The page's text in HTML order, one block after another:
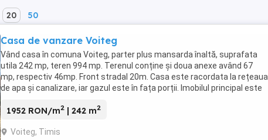
20 50
Casa de vanzare Voiteg
Vând casa în comuna Voiteg, parter plus mansarda înaltă, suprafata
utila 242 mp, teren 994 mp. Terenul conține și doua anexe având 67
mp, respectiv 46mp. Front stradal 20m. Casa este racordata la rețeaua
de apa și canalizare, iar gazul este în fața porții. Imobilul principal este
1952 RON/m2 | 242 m2
Voiteg, Timis